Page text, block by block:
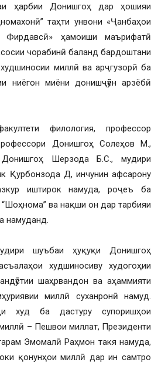
ҳарбии Донишгоҳ дар ҳошияи
таҳти унвони «Ҷанбаҳои
Фирдавсӣ» ҳамоиши маърифатӣ
чорабинӣ баланд бардоштани
худшиносии миллӣ ва арҷгузорӣ ба
ниёгон миёни донишҷӯён арзёбӣ
филология, профессор
Донишгоҳ Солеҳов М.,
Шерзода Б.С., мудири
Қурбонзода Д, инчунин афсарону
иштирок намуда, роҷеъ ба
ва нақши он дар тарбияи
намуданд.
шуъбаи ҳуқуқи Донишгоҳ
худшиносиву худогоҳии
шаҳрвандон ва аҳаммияти
миллӣ суханронӣ намуд.
худ ба дастуру супоришҳои
– Пешвои миллат, Президенти
Эмомалӣ Раҳмон такя намуда,
қонунҳои миллӣ дар ин самтро